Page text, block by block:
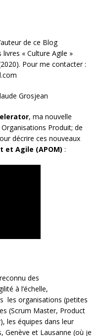
de ce Blog
livres « Culture Agile »
Pour me contacter :
, ma nouvelle
Produit; de
décrire ces nouveaux
et Agile (APOM) :
des
à l’échelle,
les organisations (petites
(Scrum Master, Product
les équipes dans leur
Genève et Lausanne (où je